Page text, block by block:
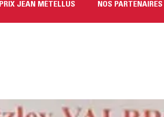
PRIX JEAN MÉTELLUS NOS PARTENAIRES